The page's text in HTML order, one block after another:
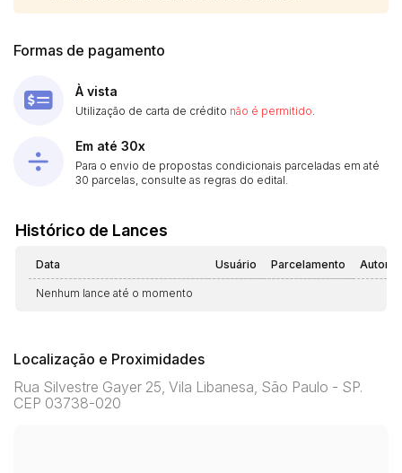
Formas de pagamento
À vista
Utilização de carta de crédito não é permitido.
Em até 30x
Para o envio de propostas condicionais parceladas em até
30 parcelas, consulte as regras do edital.
Histórico de Lances
Data Usuário Parcelamento
Nenhum lance até o momento
Localização e Proximidades
Rua Silvestre Gayer 25, Vila Libanesa, São Paulo - SP.
CEP 03738-020